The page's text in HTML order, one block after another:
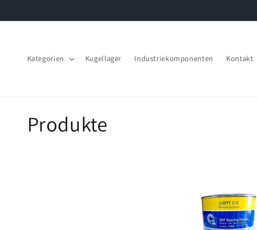
Inhalt
Kategorien Kugellager Industriekomponenten Kontakt
K
Produkte